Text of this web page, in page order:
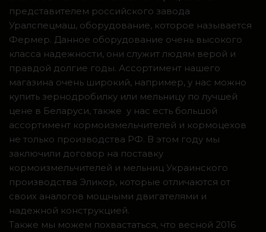
представителем российского завода
Уралспецмаш, оборудование, которое называется
Фермер. Данное оборудование очень высокого
класса надежности, они служит людям верой и
правдой долгие годы. Ассортимент нашего
магазина очень широкий, например, у нас можно
купить зернодробилку или мельницу по лучшей
цене в Беларуси, также у нас есть большой
ассортимент кормоизмельчителей и кормоцехов
не только производства РФ. В этом году мы
заключили договор на поставку
кормоизмельчителей и мельниц Украинского
производства Эликор, которые отличаются от
своих аналогов мощными двигателями и
надежной конструкцией.
Также мы можем похвастаться, что весной 2016